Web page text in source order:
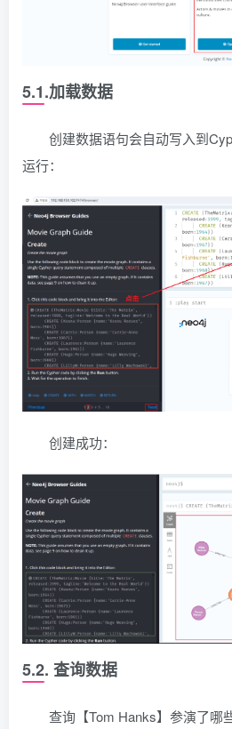
5.1.加载数据
创建数据语句会自动写入到
运行：
创建成功：
5.2. 查询数据
查询【Tom Hanks】参演了哪